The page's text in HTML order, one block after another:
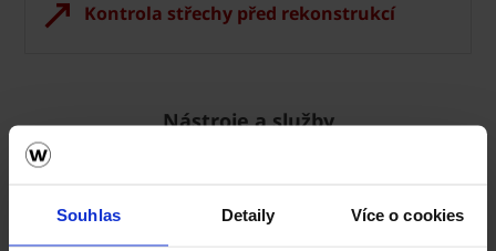
Souhlas Detaily Více o cookies
Kontrola střechy před rekonstrukcí
Nástroje a služby